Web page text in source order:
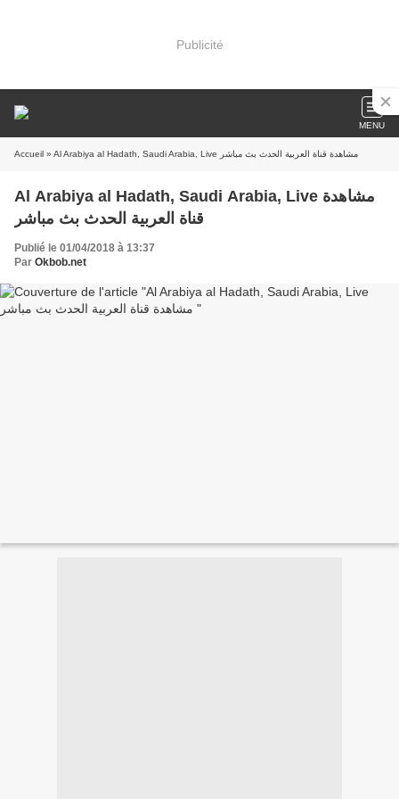
Publicité
MENU
Accueil » Al Arabiya al Hadath, Saudi Arabia, Live مشاهدة قناة العربية الحدث بث مباشر
Al Arabiya al Hadath, Saudi Arabia, Live مشاهدة
قناة العربية الحدث بث مباشر
Publié le 01/04/2018 à 13:37
Par Okbob.net